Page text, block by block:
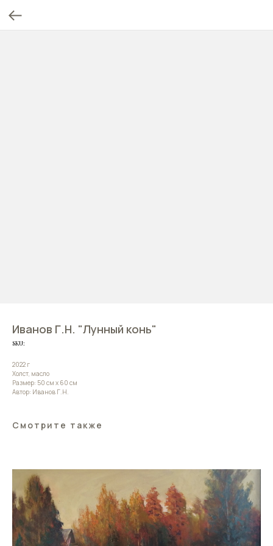
Иванов Г.Н. "Лунный конь"
SKU:
2022 г
Холст, масло
Размер: 50 см х 60 см
Автор: Иванов Г.Н.
Смотрите также